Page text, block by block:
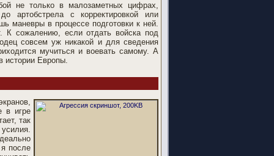
не только в малозаметных цифрах,
артобстрела с корректировкой или
маневры в процессе подготовки к ней.
К сожалению, если отдать войска под
совсем уж никакой и для сведения
мучиться и воевать самому. А
истории Европы.
в игре
так
после